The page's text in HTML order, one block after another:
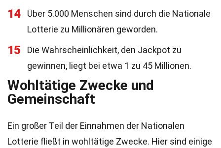
14
Über 5.000 Menschen sind durch die Nationale
Lotterie zu Millionären geworden.
15
Die Wahrscheinlichkeit, den Jackpot zu
gewinnen, liegt bei etwa 1 zu 45 Millionen.
Wohltätige Zwecke und
Gemeinschaft
Ein großer Teil der Einnahmen der Nationalen
Lotterie fließt in wohltätige Zwecke. Hier sind einige